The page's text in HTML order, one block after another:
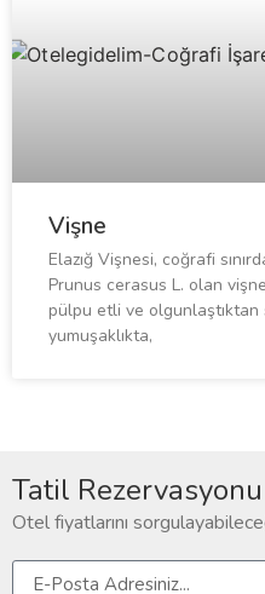
Vişne
Elazığ Vişnesi, coğrafi
Prunus cerasus L. olan
pülpu etli ve
yumuşaklıkta,
Tatil Rezervasyonu
Otel fiyatlarını